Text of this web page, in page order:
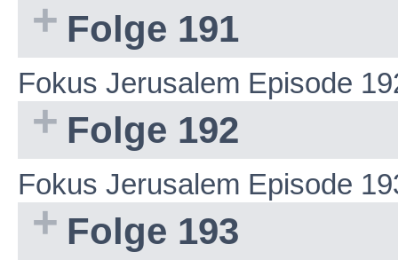
Folge 191
Fokus Jerusalem Episode
Folge 192
Fokus Jerusalem Episode
Folge 193